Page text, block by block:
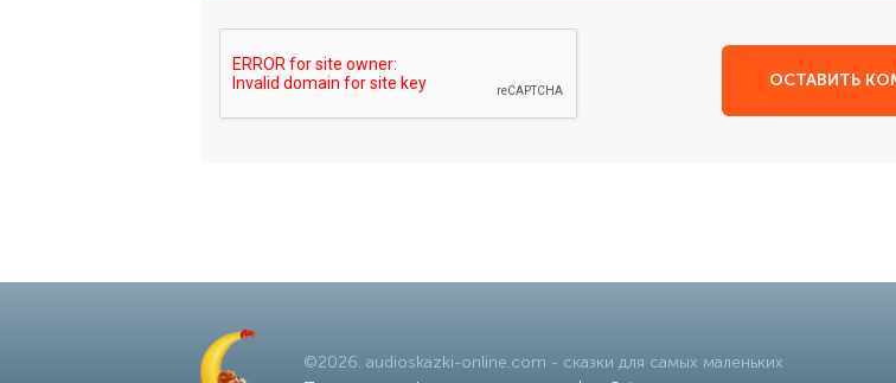
ОСТАВИТЬ
©2026. audioskazki-online.com - сказки для самых маленьких